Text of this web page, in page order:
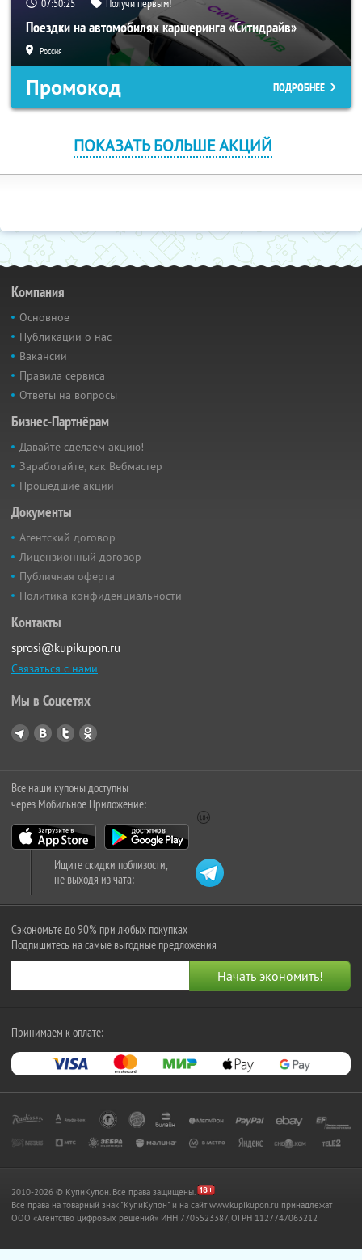
07:50:24 Получи первым!
Поездки на автомобилях каршеринга «Ситидрайв»
Россия
Промокод ПОДРОБНЕЕ
ПОКАЗАТЬ БОЛЬШЕ АКЦИЙ
Компания
Основное
Публикации о нас
Вакансии
Правила сервиса
Ответы на вопросы
Бизнес-Партнёрам
Давайте сделаем акцию!
Заработайте, как Вебмастер
Прошедшие акции
Документы
Агентский договор
Лицензионный договор
Публичная оферта
Политика конфиденциальности
Контакты
sprosi@kupikupon.ru
Связаться с нами
Мы в Соцсетях
Все наши купоны доступны
через Мобильное Приложение:
Ищите скидки поблизости,
не выходя из чата:
Сэкономьте до 90% при любых покупках
Подпишитесь на самые выгодные предложения
Принимаем к оплате:
2010-2026 © КупиКупон. Все права защищены.
Все права на товарный знак "КупиКупон" и на сайт www.kupikupon.ru принадлежат
OOO «Агентство цифровых решений» ИНН 7705523387, ОГРН 1127747063212